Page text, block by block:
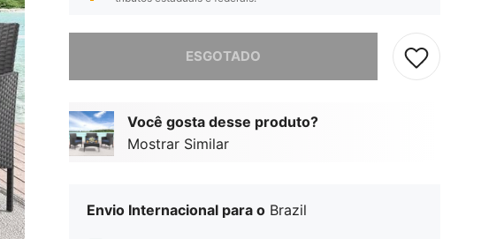
ESGOTADO
Você gosta desse produto?
Mostrar Similar
Envio Internacional para o Brazil